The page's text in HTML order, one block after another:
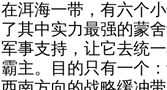
在洱海一带，有六个
了其中实力最强的蒙
军事支持，让它去统
霸主。目的只有一个